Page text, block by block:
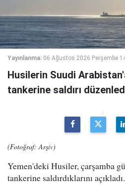
Yayınlanma: 06 Ağustos 2026 Perşembe
Husilerin Suudi
tankerine saldırı
(Fotoğraf: Arşiv)
Yemen'deki Husiler, çarşamba
tankerine saldırdıklarını açıkladı.